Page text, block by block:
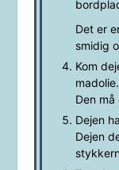
Det er
smidig
Kom
Den
Dejen
Dejen